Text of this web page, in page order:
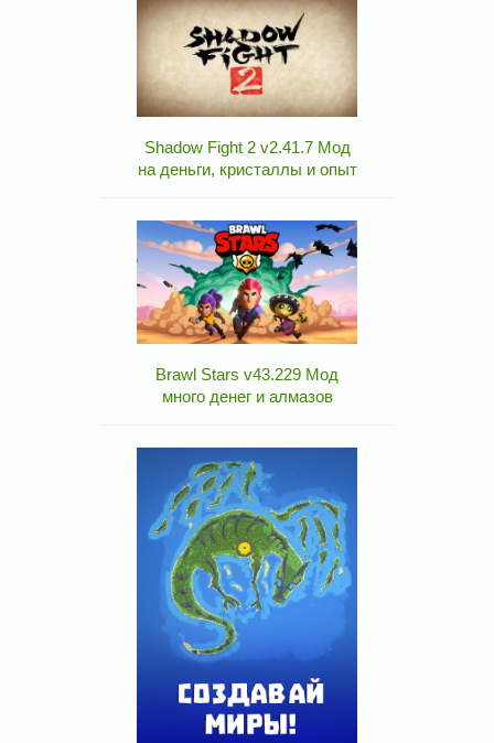
Shadow Fight 2 v2.41.7 Мод
на деньги, кристаллы и опыт
Brawl Stars v43.229 Мод
много денег и алмазов